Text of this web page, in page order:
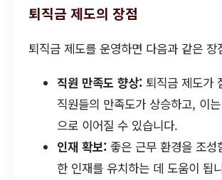
퇴직금 제도의 장점
퇴직금 제도를 운영하면 다음과 같은 장
직원 만족도 향상: 퇴직금 제도가
직원들의 만족도가 상승하고, 이
으로 이어질 수 있습니다.
인재 확보: 좋은 근무 환경을 조성
한 인재를 유치하는 데 도움이 됩